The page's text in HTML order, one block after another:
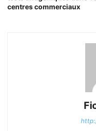
centres commerciaux